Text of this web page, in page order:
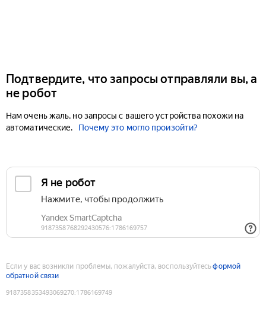
Подтвердите, что запросы отправляли вы, а
не робот
Нам очень жаль, но запросы с вашего устройства похожи на
автоматические.
Почему это могло произойти?
Если у вас возникли проблемы, пожалуйста, воспользуйтесьформой
обратной связи
9187358353493069270:1786169749